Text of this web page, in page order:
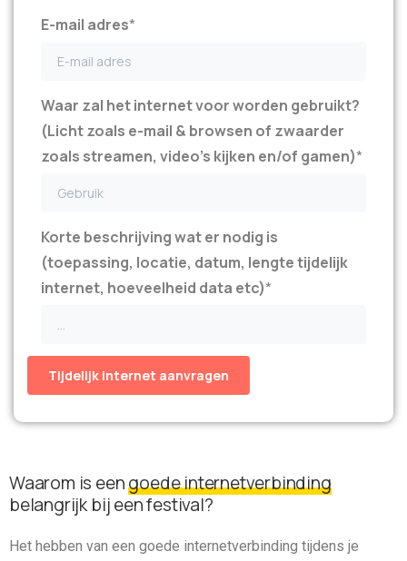
E-mail adres*
Waar zal het internet voor worden gebruikt?
(Licht zoals e-mail & browsen of zwaarder
zoals streamen, video's kijken en/of gamen)*
Korte beschrijving wat er nodig is
(toepassing, locatie, datum, lengte tijdelijk
internet, hoeveelheid data etc)*
Waarom is eengoede internetverbinding
belangrijk bij een festival?
Het hebben van een goede internetverbinding tijdens je